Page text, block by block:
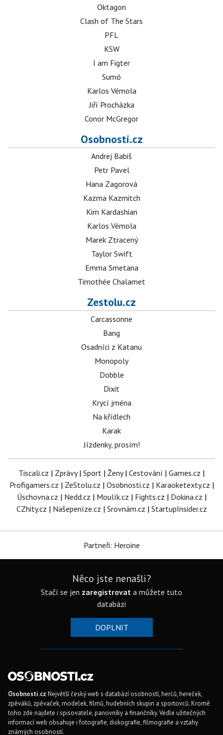
Oktagon
Clash of The Stars
PFL
KSW
I am Figter
Sumó
Karlos Vémola
Jiří Procházka
Conor McGregor
Osobnosti.cz
Andrej Babiš
Petr Pavel
Hana Zagorová
Kazma Kazmitch
Kim Kardashian
Karlos Vémola
Marek Ztracený
Taylor Swift
Emma Smetana
Timothée Chalamet
Zestolu.cz
Carcassonne
Bang
Osadníci z Katanu
Monopoly
Dobble
Dixit
Krycí jména
Na křídlech
Karak
Jízdenky, prosím!
Tiscali.cz | Zprávy| Sport | Ženy| Cestování | Games.cz |
Profigamers.cz | ZeStolu.cz | Osobnosti.cz | Karaoketexty.cz |
Úschovna.cz | Nedd.cz | Moulík.cz | Fights.cz | Dokina.cz |
CZhity.cz | Našepeníze.cz | Srovnám.cz | StartupInsider.cz
Partneři: Heroine
Něco jste nenašli?
Stačí se jen zaregistrovat a můžete tuto
databázi
DOPLNIT
Osobnosti.cz Největší český web s databází osobností, herců, hereček,
zpěváků, zpěvaček, modelek, filmů, hudebních skupin a sportovců. Kromě
toho zde najdete i spisovatele, panovníky a finančníky. Vedle užitečných
informací web obsahuje i fotografie, diskografie, filmografie a vztahy
známých osobností.